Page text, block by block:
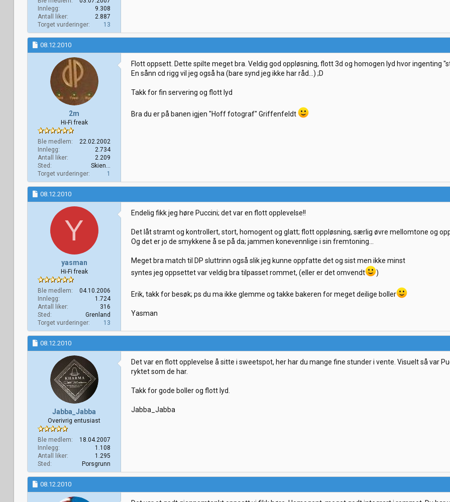
Innlegg
9.308
Antall liker
2.887
Torget vurderinger
13
08.12.2010
2m
Hi-Fi freak
Ble medlem
22.02.2002
Innlegg
2.734
Antall liker
2.209
Sted
Skien...
Torget vurderinger
1
Flott oppsett. Dette spilte meget bra. Veldig god oppløsning, flott 3d og homogen lyd hvor ingenting
En sånn cd rigg vil jeg også ha (bare synd jeg ikke har råd...) ;D
Takk for fin servering og flott lyd
Bra du er på banen igjen "Hoff fotograf" Griffenfeldt
08.12.2010
Y
yasman
Hi-Fi freak
Ble medlem
04.10.2006
Innlegg
1.724
Antall liker
316
Sted
Grenland
Torget vurderinger
13
Endelig fikk jeg høre Puccini; det var en flott opplevelse!!
Det låt stramt og kontrollert, stort, homogent og glatt; flott oppløsning, særlig øvre mellomtone og
Og det er jo de smykkene å se på da; jammen konevennlige i sin fremtoning...
Meget bra match til DP sluttrinn også slik jeg kunne oppfatte det og sist men ikke minst
syntes jeg oppsettet var veldig bra tilpasset rommet, (eller er det omvendt
)
Erik, takk for besøk; ps du ma ikke glemme og takke bakeren for meget deilige boller
Yasman
08.12.2010
Jabba_Jabba
Overivrig entusiast
Ble medlem
18.04.2007
Innlegg
1.108
Antall liker
1.295
Sted
Porsgrunn
Det var en flott opplevelse å sitte i sweetspot, her har du mange fine stunder i vente. Visuelt så var
ryktet som de har.
Takk for gode boller og flott lyd.
Jabba_Jabba
08.12.2010